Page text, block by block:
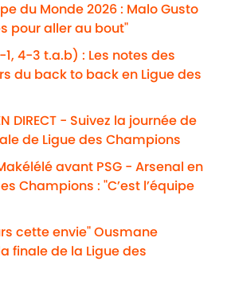
du Monde 2026 : Malo Gusto
pour aller au bout"
1, 4-3 t.a.b) : Les notes des
du back to back en Ligue des
DIRECT - Suivez la journée de
de Ligue des Champions
avant PSG - Arsenal en
Champions : "C’est l’équipe
cette envie" Ousmane
finale de la Ligue des